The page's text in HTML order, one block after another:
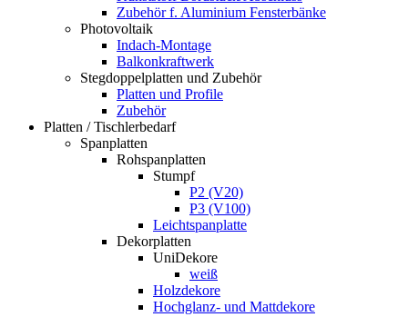
Zubehör f. Aluminium Fensterbänke
Photovoltaik
Indach-Montage
Balkonkraftwerk
Stegdoppelplatten und Zubehör
Platten und Profile
Zubehör
Platten / Tischlerbedarf
Spanplatten
Rohspanplatten
Stumpf
P2 (V20)
P3 (V100)
Leichtspanplatte
Dekorplatten
UniDekore
weiß
Holzdekore
Hochglanz- und Mattdekore